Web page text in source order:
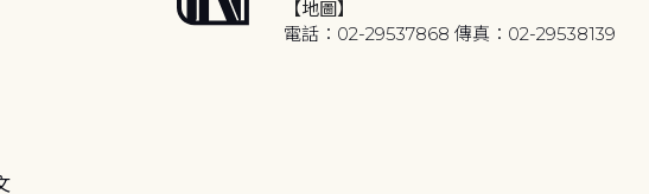
【地圖】
電話：02-29537868 傳真：02-29538139